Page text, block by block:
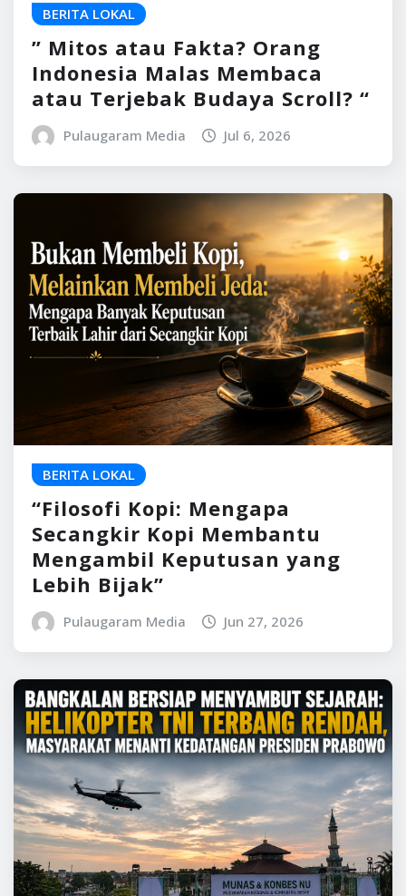
BERITA LOKAL
” Mitos atau Fakta? Orang
Indonesia Malas Membaca
atau Terjebak Budaya Scroll? “
Pulaugaram Media Jul 6, 2026
BERITA LOKAL
“Filosofi Kopi: Mengapa
Secangkir Kopi Membantu
Mengambil Keputusan yang
Lebih Bijak”
Pulaugaram Media Jun 27, 2026